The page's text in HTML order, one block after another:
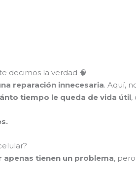
decimos la verdad 🧠
reparación innecesaria. Aquí,
tiempo le queda de vida útil,
apenas tienen un problema,